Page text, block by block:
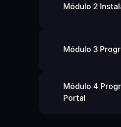
Módulo 2
Módulo 3
Módulo 4
Portal